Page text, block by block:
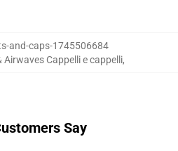
and-caps-1745506684
Airwaves Cappelli e cappelli,
Say